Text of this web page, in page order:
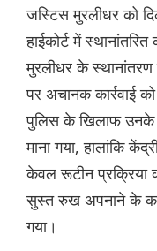
जस्टिस मुरलीधर को
हाईकोर्ट में
मुरलीधर के स्थानांतरण
पर अचानक कार्रवाई
पुलिस के खिलाफ
माना गया, हालांकि
केवल रूटीन प्रक्रिया
सुस्त रुख अपनाने के
गया।